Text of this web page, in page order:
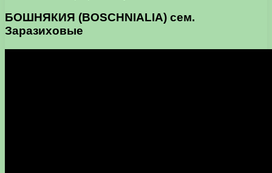
БОШНЯКИЯ (BOSCHNIALIA) сем.
Заразиховые